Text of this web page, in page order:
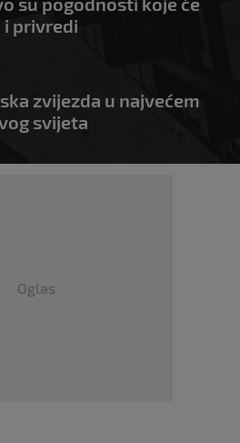
i privredi
zvijezda u najvećem
svijeta
Oglas